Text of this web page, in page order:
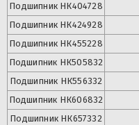
Подшипник НК404728
Подшипник НК424928
Подшипник НК455228
Подшипник НК505832
Подшипник НК556332
Подшипник НК606832
Подшипник НК657332